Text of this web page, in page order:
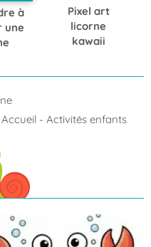
à
une
Pixel art
licorne
kawaii
Accueil - Activités enfants